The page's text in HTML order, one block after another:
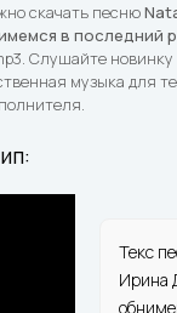
скачать песню
в последний
Слушайте
музыка для
Текс
Ирина